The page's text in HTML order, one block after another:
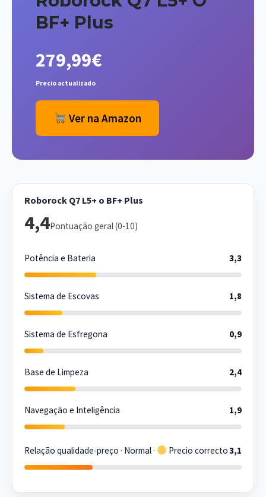
BF+ Plus
279,99€
Precio actualizado
Ver na Amazon
Roborock Q7 L5+ o BF+ Plus
4,4Pontuação geral (0-10)
Potência e Bateria 3,3
Sistema de Escovas 1,8
Sistema de Esfregona 0,9
Base de Limpeza 2,4
Navegação e Inteligência 1,9
Relação qualidade-preço · Normal · Precio correcto3,1